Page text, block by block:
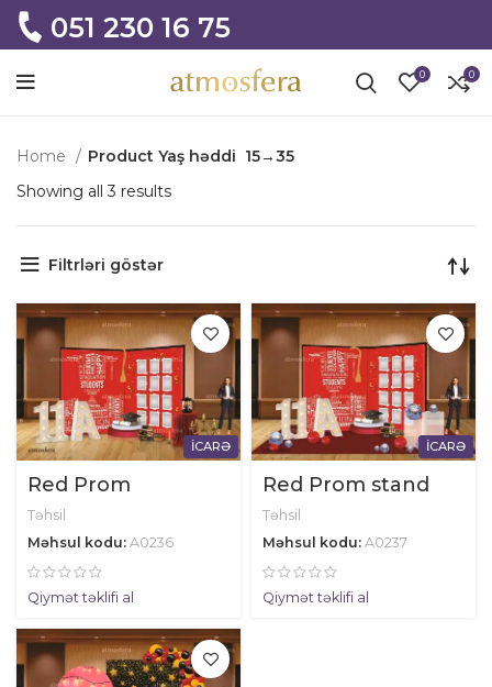
051 230 16 75
0 0
Home Product Yaş həddi 15→35
Showing all 3 results
Filtrləri göstər
İCARƏ
Red Prom
Təhsil
Məhsul kodu: A0236
Qiymət təklifi al
İCARƏ
Red Prom stand
Təhsil
Məhsul kodu: A0237
Qiymət təklifi al